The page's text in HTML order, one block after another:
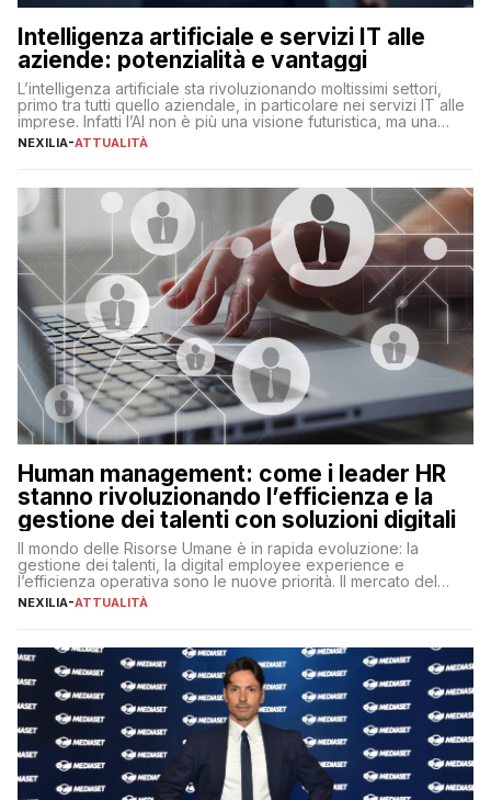
Intelligenza artificiale e servizi IT alle
aziende: potenzialità e vantaggi
L’intelligenza artificiale sta rivoluzionando moltissimi settori,
primo tra tutti quello aziendale, in particolare nei servizi IT alle
imprese. Infatti l’AI non è più una visione futuristica, ma una
realtà operativa che sta portando a un cambio significativo in
operazioni, bensì comporta […]
NEXILIA-ATTUALITÀ
Human management: come i leader HR
stanno rivoluzionando l’efficienza e la
gestione dei talenti con soluzioni digitali
Il mondo delle Risorse Umane è in rapida evoluzione: la
gestione dei talenti, la digital employee experience e
l’efficienza operativa sono le nuove priorità. Il mercato del
lavoro, d’altra parte, è sempre più competitivo con una lotta
NEXILIA-ATTUALITÀ